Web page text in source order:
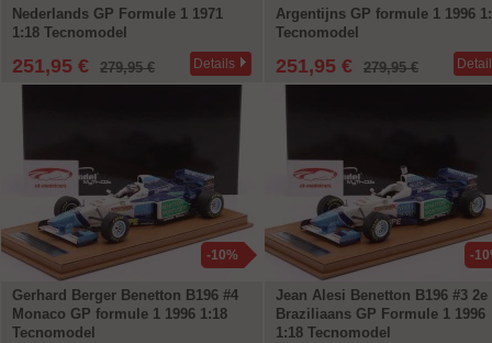
Nederlands GP Formule 1 1971
1:18 Tecnomodel
251,95 € 279,95 € Details
Argentijns GP formule 1 1996
Tecnomodel
251,95 € 279,95 €
-10%
Gerhard Berger Benetton B196 #4
Monaco GP formule 1 1996 1:18
Tecnomodel
-
Jean Alesi Benetton B196 #3 2e
Braziliaans GP Formule 1 1996
1:18 Tecnomodel